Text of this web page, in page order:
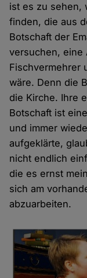
ist es zu sehen,
finden, die aus
Botschaft der
versuchen, eine
Fischvermehrer
wäre. Denn die
die Kirche. Ihre
Botschaft ist
und immer
aufgeklärte,
nicht endlich
die es ernst
sich am
abzuarbeiten.